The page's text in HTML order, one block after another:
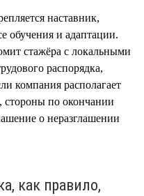
наставник,
обучения и адаптации.
стажёра с локальными
распорядка,
компания располагает
по окончании
о неразглашении
как правило,